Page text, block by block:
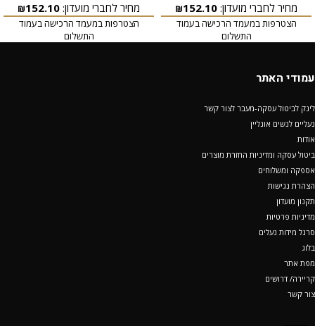
מחיר לחברי מועדון: ₪152.10
הצטרפות במעמד הרכישה בעמוד
התשלום
מחיר לחברי מועדון: ₪152.10
הצטרפות במעמד הרכישה בעמוד
התשלום
עמודי האתר
לינק לביטול עסקה-מעבר לצור קשר
נעליים לנשים אונליין
אודות
ביטול עסקה ומדיניות החזרת מוצרים
אספקה ומשלוחים
הצהרת נגישות
תקנון מועדון
מדיניות פרטיות
סרגל מידות נעלים
בלוג
מפת אתר
קריירה/ דרושים
צור קשר